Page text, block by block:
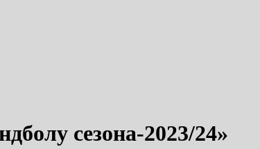
сезона-2023/24»